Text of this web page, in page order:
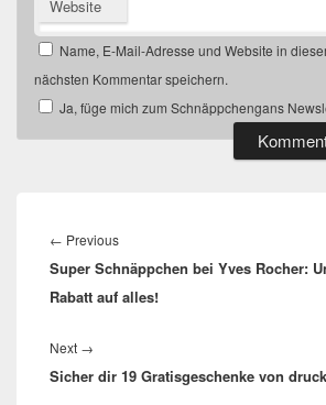
Website
Name, E-Mail-Adresse und Website in
nächsten Kommentar speichern.
Ja, füge mich zum Schnäppchengans
← PreviousPrevious
post:
Super Schnäppchen bei Yves Rocher:
Rabatt auf alles!
Next →
post:
Sicher dir 19 Gratisgeschenke von